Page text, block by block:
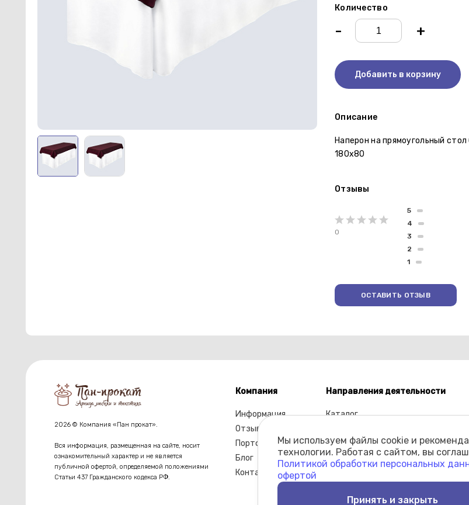
Количество
- +
Добавить в корзину
Описание
Наперон на прямоугольный
180х80
Отзывы
0
1
2
3
4
5
ОСТАВИТЬ ОТЗЫВ
2026 © Компания «Пан прокат».
Вся информация, размещенная на сайте, носит
ознакомительный характер и не является
публичной офертой, определяемой положениями
Статьи 437 Гражданского кодекса РФ.
Компания
Информация
Отзывы
Портфолио
Блог
Контакты
Направления деятельности
Каталог
Мы используем файлы cookie и
технологии. Работая с сайтом, вы
Политикой обработки персональных
офертой
Принять и закрыть